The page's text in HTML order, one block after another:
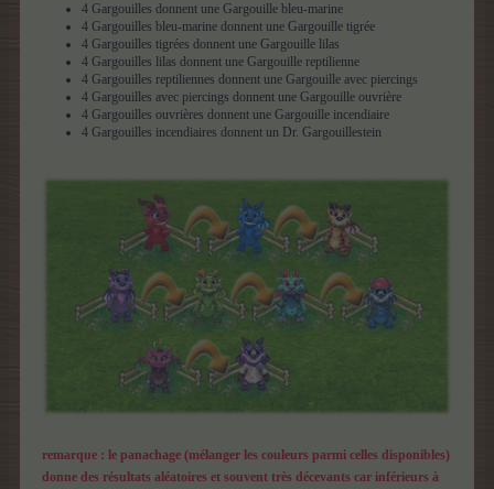
4 Gargouilles donnent une Gargouille bleu-marine
4 Gargouilles bleu-marine donnent une Gargouille tigrée
4 Gargouilles tigrées donnent une Gargouille lilas
4 Gargouilles lilas donnent une Gargouille reptilienne
4 Gargouilles reptiliennes donnent une Gargouille avec piercings
4 Gargouilles avec piercings donnent une Gargouille ouvrière
4 Gargouilles ouvrières donnent une Gargouille incendiaire
4 Gargouilles incendiaires donnent un Dr. Gargouillestein
remarque : le panachage (mélanger les couleurs parmi celles disponibles)
donne des résultats aléatoires et souvent très décevants car inférieurs à